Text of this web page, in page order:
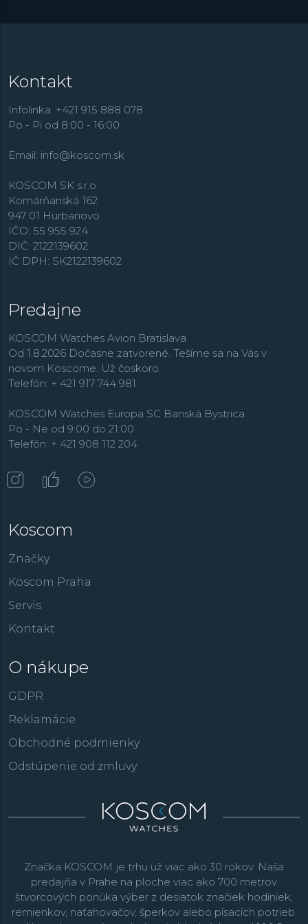
Kontakt
Infolinka: +421 915 888 078
Po - Pi od 8:00 - 16:00
Email: info@koscom.sk
KOSCOM SK s.r.o.
Komárňanská 162
947 01 Hurbanovo
IČO: 55 955 924
DIČ: 2122139602
IČ DPH: SK2122139602
Predajne
KOSCOM Watches Avion Bratislava
Od 1.8.2026 Dočasne zatvorené. Tešíme sa na Vás v
novom Koscome. Už čoskoro.
Telefón: + 421 917 744 981
KOSCOM Watches Europa SC Banská Bystrica
Po - Ne od 9:00 do 21:00
Telefón: + 421 908 112 204
Koscom
Značky
Koscom Praha
Servis
Kontakt
O nákupe
GDPR
Reklamácie
Obchodné podmienky
Odstúpenie od zmluvy
Značka KOSCOM je trhu už viac ako 30 rokov. Naša
predajňa v Prahe na ploche viac ako 700 metrov
štvorcových ponúka výber z desiatok značiek hodiniek,
remienkov, naťahovačov, šperkov alebo písacích potrieb.